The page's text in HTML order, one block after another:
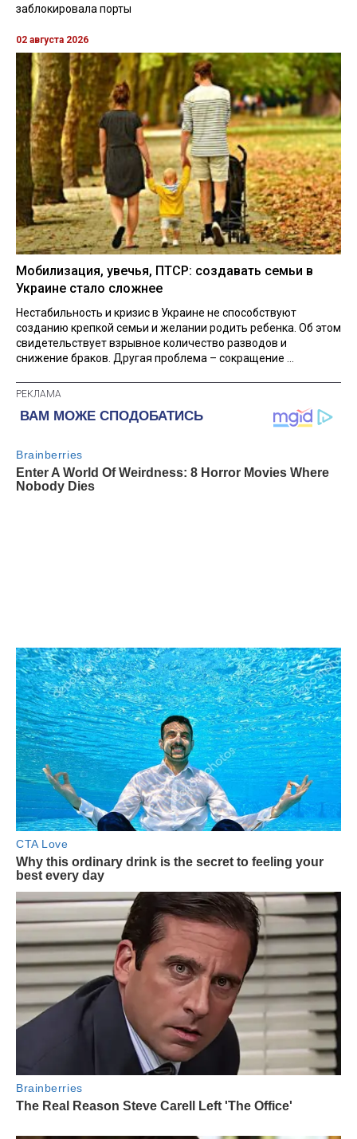
заблокировала порты
02 августа 2026
Мобилизация, увечья, ПТСР: создавать семьи в
Украине стало сложнее
Нестабильность и кризис в Украине не способствуют
созданию крепкой семьи и желании родить ребенка. Об этом
свидетельствует взрывное количество разводов и
снижение браков. Другая проблема – сокращение ...